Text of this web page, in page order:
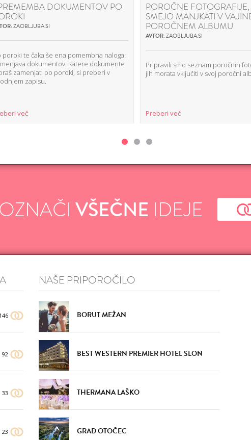
DOKUMENTOV PO
ZAOBLJUBA.SI
poroki te čaka še ena pomembna naloga:
dokumentov. Katere dokumente
zamenjati po poroki, si preberi v
zapisu.
več
POROČNE
SMEJO MANJKATI V
POROČNEM ALBUMU
AVTOR:ZAOBLJUBA.SI
Pripravili smo seznam poročnih
jih morata vključiti v svoj poročni
Preberi več
OZNAČI VŠEČNE IDEJE
146
92
33
23
NAŠE PRIPOROČILO
BORUT MEŽAN
BEST WESTERN PREMIER HOTEL SLON
THERMANA LAŠKO
GRAD OTOČEC